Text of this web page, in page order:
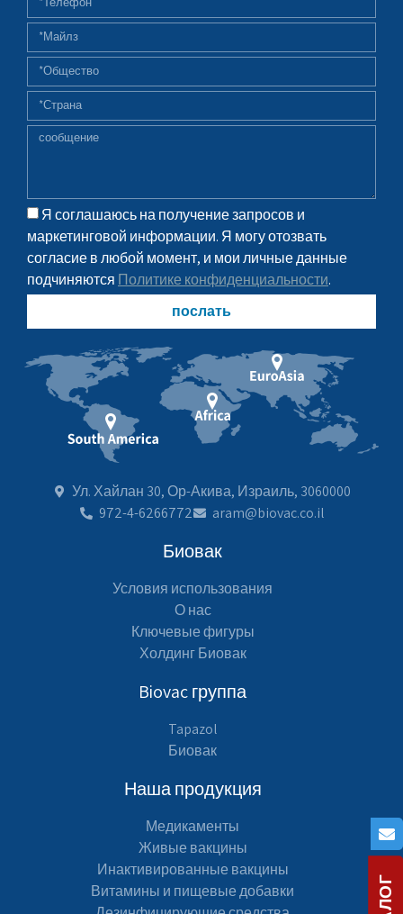
Я соглашаюсь на получение запросов и
маркетинговой информации. Я могу отозвать
согласие в любой момент, и мои личные данные
подчиняются Политике конфиденциальности.
послать
Ул. Хайлан 30, Ор-Акива, Израиль, 3060000
972-4-6266772
aram@biovac.co.il
Биовак
Условия использования
О нас
Ключевые фигуры
Холдинг Биовак
Biovac группа
Tapazol
Биовак
Наша продукция
Медикаменты
Живые вакцины
Инактивированные вакцины
Витамины и пищевые добавки